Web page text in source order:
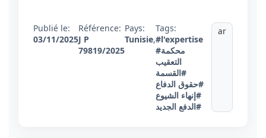
Publié le:
03/11/2025
Référence:
J P
79819/2025
Pays:
Tunisie,
Tags:
#l'expertise
#محكمة
التعقيب
#القسمة
#حقوق الدفاع
#إنهاء الشيوع
#الدفع الجديد
ar